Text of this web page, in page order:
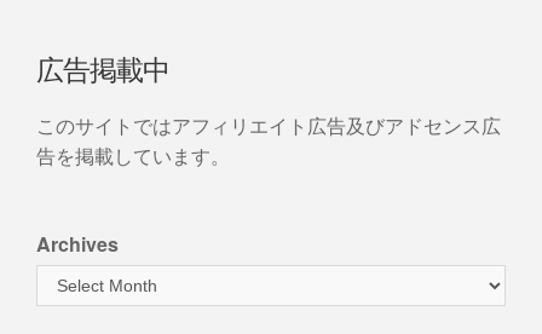
広告掲載中
このサイトではアフィリエイト広告及びアドセンス広
告を掲載しています。
Archives